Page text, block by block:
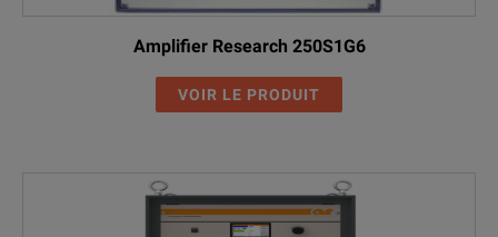
Amplifier Research 250S1G6
VOIR LE PRODUIT